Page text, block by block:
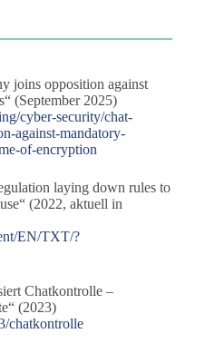
joins opposition against
(September 2025)
cyber-security/chat-
against-mandatory-
of-encryption
laying down rules to
(2022, aktuell in
EN/TXT/?
Chatkontrolle –
(2023)
chatkontrolle